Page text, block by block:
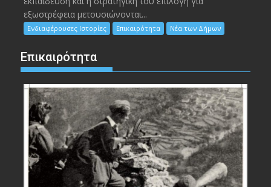
εξωστρέφεια μετουσιώνονται...
Ενδιαφέρουσες Ιστορίες Επικαιρότητα Νέα των Δήμων
Επικαιρότητα